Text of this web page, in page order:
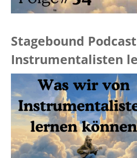
Stagebound
Instrumentalisten
Summertime